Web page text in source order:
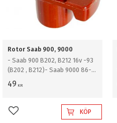
Rotor Saab 900, 9000
- Saab 900 B202, B212 16v -93
(B202 , B212)- Saab 9000 86-
93 (B202 , B212)
49 KR
Lägg till i favoriterKÖP